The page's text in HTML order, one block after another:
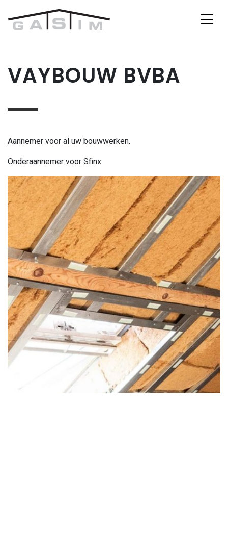
Main Navigation
VAYBOUW BVBA
Aannemer voor al uw bouwwerken.
Onderaannemer voor Sfinx